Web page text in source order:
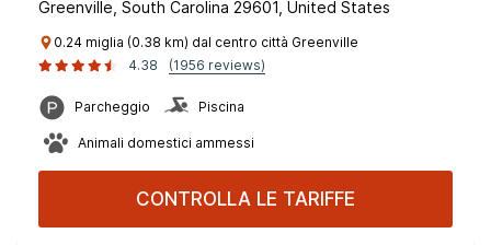
Greenville, South Carolina 29601, United States
0.24 miglia (0.38 km) dal centro città Greenville
4.38
(1956 reviews)
Parcheggio Piscina
Animali domestici ammessi
CONTROLLA LE TARIFFE